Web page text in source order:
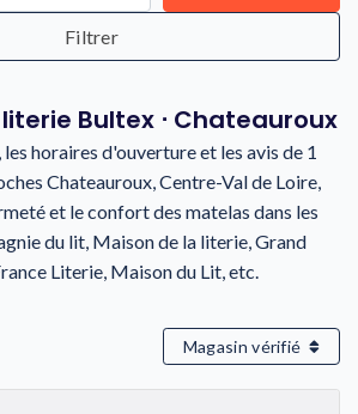
Bultex ⋅ Chateauroux
horaires d'ouverture et les avis de 1
Chateauroux, Centre-Val de Loire,
et le confort des matelas dans les
du lit, Maison de la literie, Grand
Literie, Maison du Lit, etc.
Magasin vérifié